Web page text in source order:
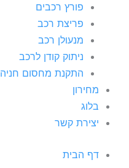
פורץ רכבים
פריצת רכב
מנעולן רכב
ניתוק קודן לרכב
התקנת מחסום חניה
מחירון
בלוג
יצירת קשר
דף הבית